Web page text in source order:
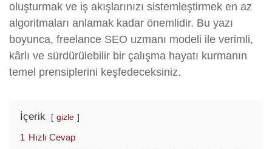
oluşturmak ve iş akışlarınızı sistemleştirmek en az
algoritmaları anlamak kadar önemlidir. Bu yazı
boyunca, freelance SEO uzmanı modeli ile verimli,
kârlı ve sürdürülebilir bir çalışma hayatı kurmanın
temel prensiplerini keşfedeceksiniz.
İçerik gizle
1 Hızlı Cevap